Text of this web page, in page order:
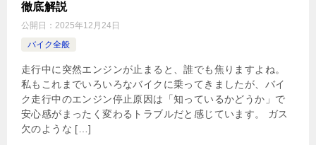
徹底解説
公開日： 2025年12月24日
バイク全般
走行中に突然エンジンが止まると、誰でも焦りますよね。
私もこれまでいろいろなバイクに乗ってきましたが、バイ
ク走行中のエンジン停止原因は「知っているかどうか」で
安心感がまったく変わるトラブルだと感じています。 ガス
欠のような […]